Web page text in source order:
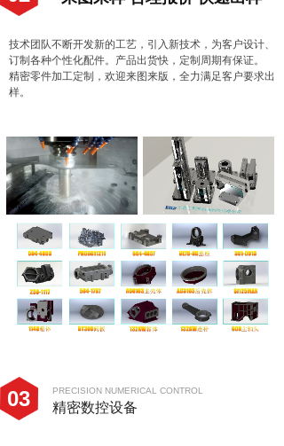
技术团队不断开发新的工艺，引入新技术，为客户设计、
订制各种个性化配件。产品出货快，定制周期有保证。
精密零件加工定制，欢迎来图来版，全力满足客户要求出
样。
03 PRECISION NUMERICAL CONTROL
精密数控设备